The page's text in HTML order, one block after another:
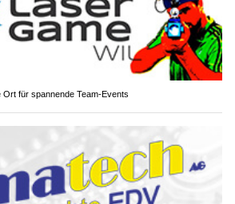
Ort für spannende Team-Events